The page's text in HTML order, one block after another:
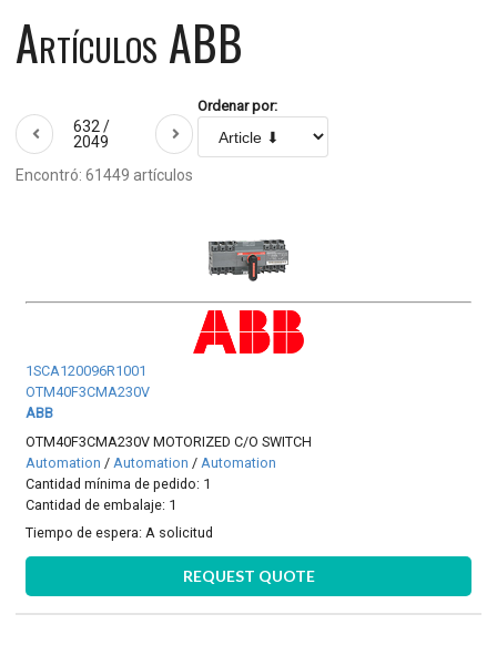
Artículos ABB
632 /
2049
Ordenar por:
Encontró: 61449 artículos
1SCA120096R1001
OTM40F3CMA230V
ABB
OTM40F3CMA230V MOTORIZED C/O SWITCH
Automation / Automation / Automation
Cantidad mínima de pedido: 1
Cantidad de embalaje: 1
Tiempo de espera: A solicitud
REQUEST QUOTE